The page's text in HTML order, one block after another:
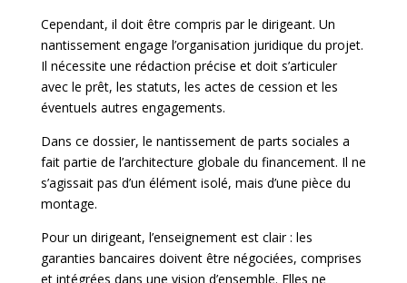
Cependant, il doit être compris par le dirigeant. Un
nantissement engage l’organisation juridique du projet.
Il nécessite une rédaction précise et doit s’articuler
avec le prêt, les statuts, les actes de cession et les
éventuels autres engagements.
Dans ce dossier, le nantissement de parts sociales a
fait partie de l’architecture globale du financement. Il ne
s’agissait pas d’un élément isolé, mais d’une pièce du
montage.
Pour un dirigeant, l’enseignement est clair : les
garanties bancaires doivent être négociées, comprises
et intégrées dans une vision d’ensemble. Elles ne